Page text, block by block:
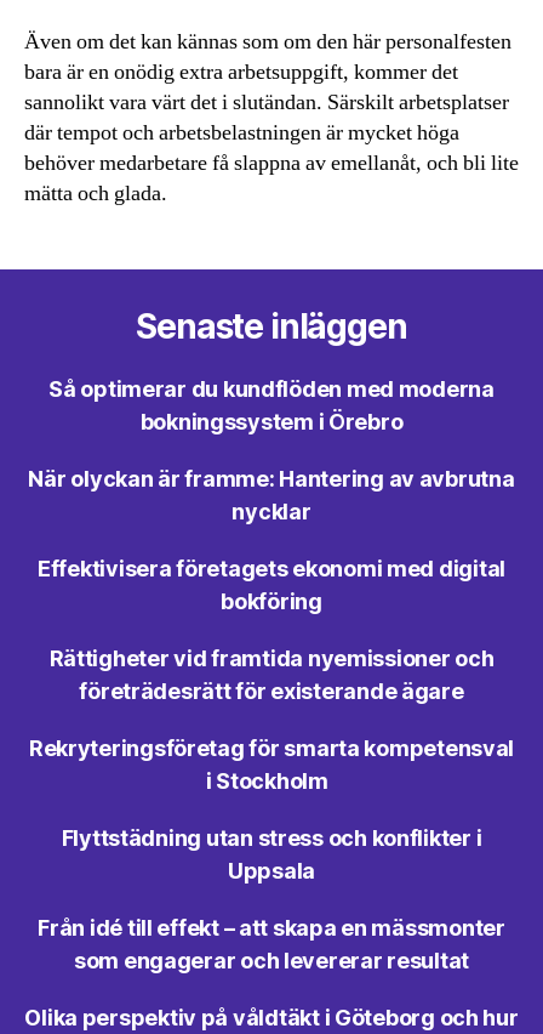
Även om det kan kännas som om den här personalfesten
bara är en onödig extra arbetsuppgift, kommer det
sannolikt vara värt det i slutändan. Särskilt arbetsplatser
där tempot och arbetsbelastningen är mycket höga
behöver medarbetare få slappna av emellanåt, och bli lite
mätta och glada.
Senaste inläggen
Så optimerar du kundflöden med moderna
bokningssystem i Örebro
När olyckan är framme: Hantering av avbrutna
nycklar
Effektivisera företagets ekonomi med digital
bokföring
Rättigheter vid framtida nyemissioner och
företrädesrätt för existerande ägare
Rekryteringsföretag för smarta kompetensval
i Stockholm
Flyttstädning utan stress och konflikter i
Uppsala
Från idé till effekt – att skapa en mässmonter
som engagerar och levererar resultat
Olika perspektiv på våldtäkt i Göteborg och hur